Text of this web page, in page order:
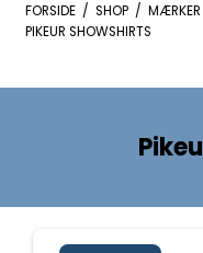
FORSIDE / SHOP / MÆRKER
PIKEUR SHOWSHIRTS